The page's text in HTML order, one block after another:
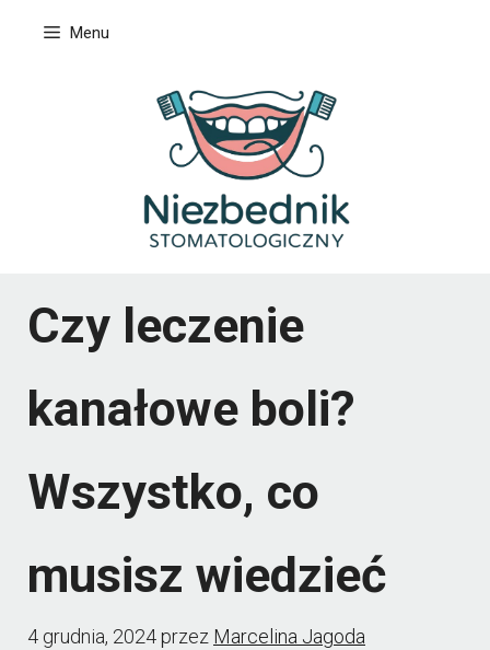
Menu
Czy leczenie
kanałowe boli?
Wszystko, co
musisz wiedzieć
4 grudnia, 2024przez Marcelina Jagoda